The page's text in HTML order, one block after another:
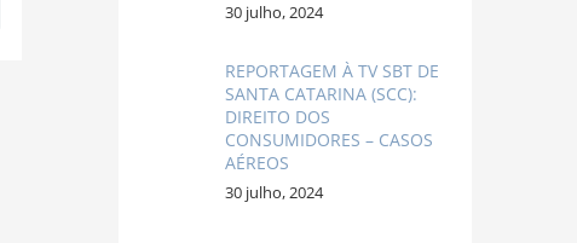
30 julho, 2024
REPORTAGEM À TV SBT DE
SANTA CATARINA (SCC):
DIREITO DOS
CONSUMIDORES – CASOS
AÉREOS
30 julho, 2024